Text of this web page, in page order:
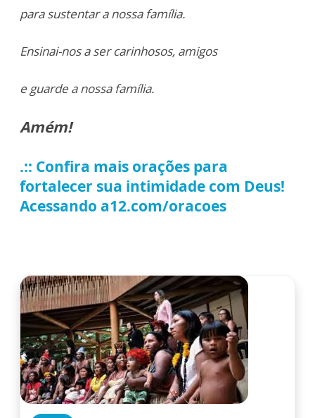
para sustentar a nossa família.
Ensinai-nos a ser carinhosos, amigos
e guarde a nossa família.
Amém!
.:: Confira mais orações para
fortalecer sua intimidade com Deus!
Acessando a12.com/oracoes